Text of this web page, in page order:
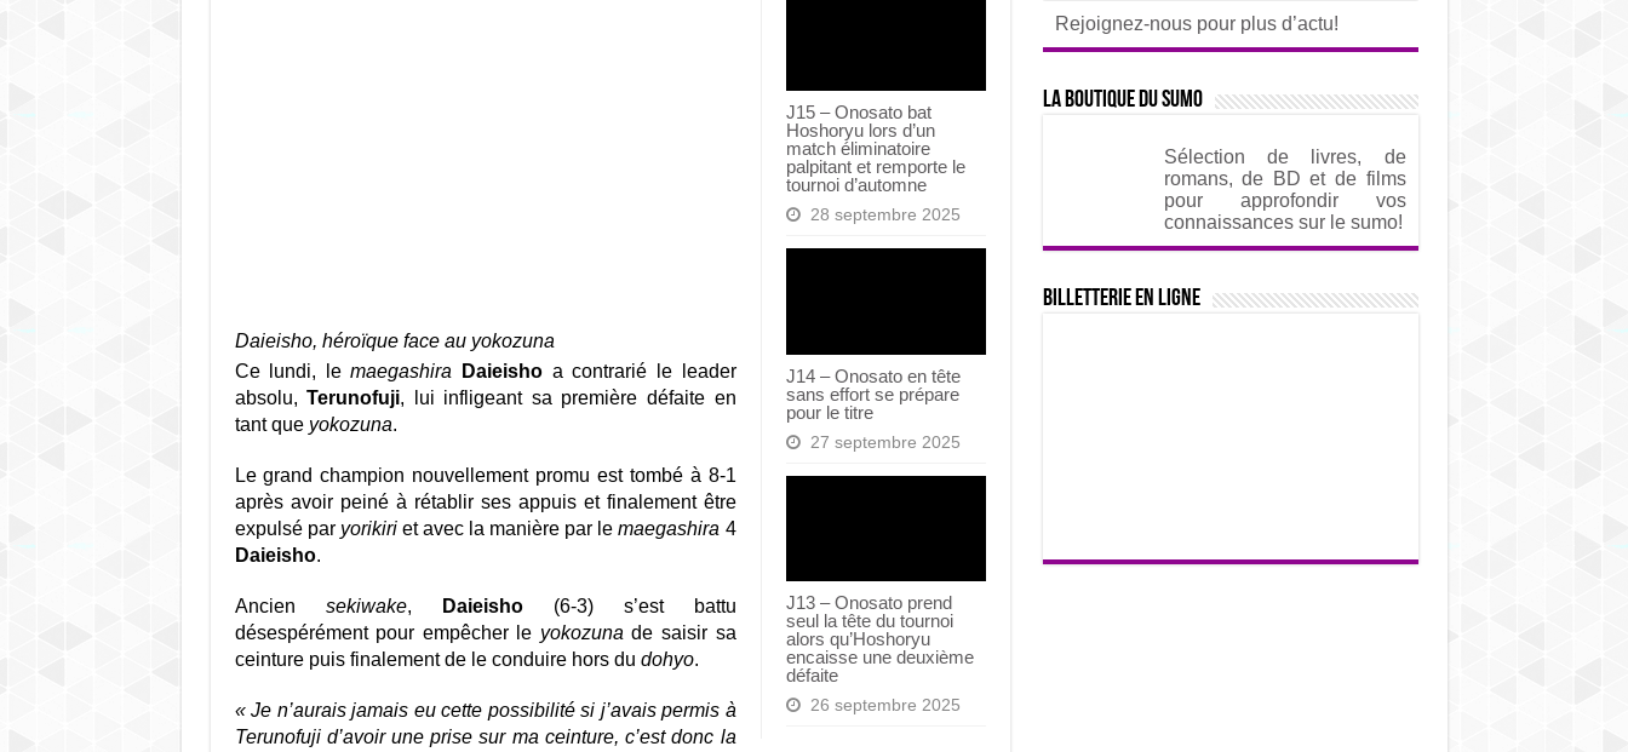
J15 – Onosato bat
Hoshoryu lors d’un
match éliminatoire
palpitant et remporte le
tournoi d’automne
28 septembre 2025
J14 – Onosato en tête
sans effort se prépare
pour le titre
27 septembre 2025
J13 – Onosato prend
seul la tête du tournoi
alors qu’Hoshoryu
encaisse une deuxième
défaite
26 septembre 2025
Daieisho, héroïque face au yokozuna
Ce lundi, lemaegashira Daieisho a contrarié leleader
absolu,Terunofuji, lui infligeant sa première défaite en
tant que yokozuna.
Le grand champion nouvellement promu est tombé à 8-1
après avoir peiné à rétablir ses appuis et finalement être
expulsé par yorikiriet avec la manière par lemaegashira 4
Daieisho.
Ancien sekiwake, Daieisho(6-3) s’est battu
désespérément pour empêcher le yokozuna de saisir sa
ceinture puis finalement de le conduire hors du dohyo.
« Je n’aurais jamais eu cette possibilité si j’avais permis à
Terunofuji d’avoir une prise sur ma ceinture, c’est donc la
Rejoignez-nous pour plus d’actu!
La boutique du sumo
Sélection de livres, de
romans, de BD et de films
pour approfondir vos
connaissances sur le sumo!
Billetterie en ligne